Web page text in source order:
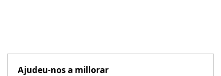
Ajudeu-nos a millorar